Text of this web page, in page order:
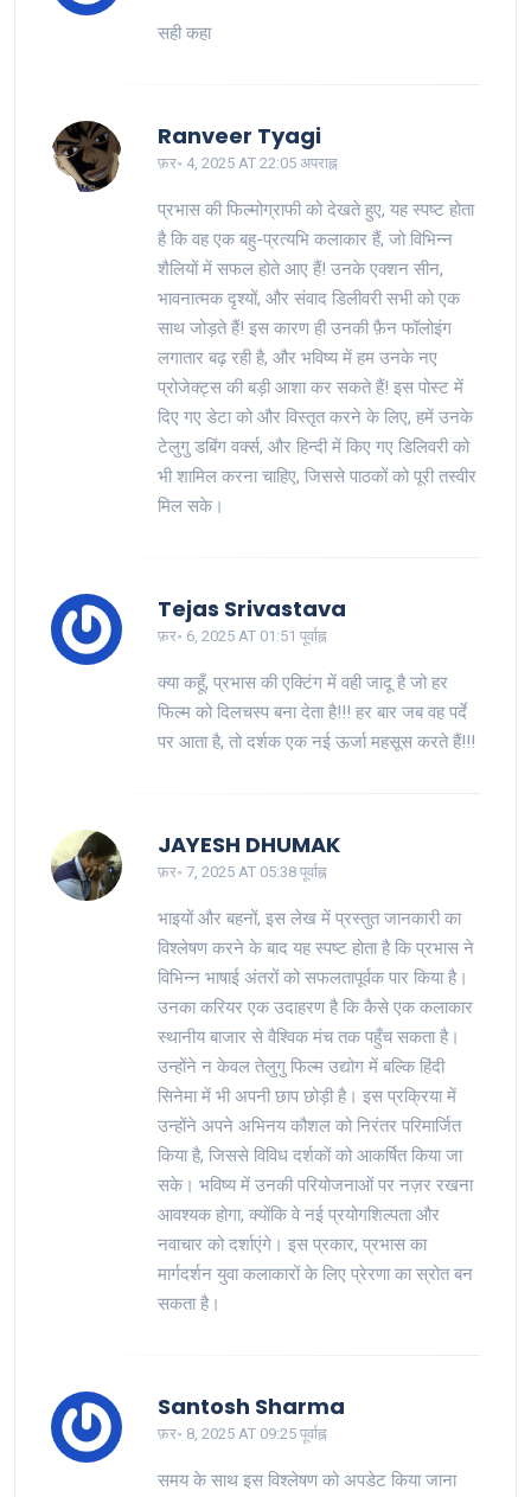
सही कहा
Ranveer Tyagi
फ़र॰ 4, 2025 AT 22:05 अपराह्न
प्रभास की फिल्मोग्राफी को देखते हुए, यह स्पष्ट होता
है कि वह एक बहु-प्रत्यभि कलाकार हैं, जो विभिन्न
शैलियों में सफल होते आए हैं! उनके एक्शन सीन,
भावनात्मक दृश्यों, और संवाद डिलीवरी सभी को एक
साथ जोड़ते हैं! इस कारण ही उनकी फ़ैन फॉलोइंग
लगातार बढ़ रही है, और भविष्य में हम उनके नए
प्रोजेक्ट्स की बड़ी आशा कर सकते हैं! इस पोस्ट में
दिए गए डेटा को और विस्तृत करने के लिए, हमें उनके
टेलुगु डबिंग वर्क्स, और हिन्दी में किए गए डिलिवरी को
भी शामिल करना चाहिए, जिससे पाठकों को पूरी तस्वीर
मिल सके।
Tejas Srivastava
फ़र॰ 6, 2025 AT 01:51 पूर्वाह्न
क्या कहूँ, प्रभास की एक्टिंग में वही जादू है जो हर
फिल्म को दिलचस्प बना देता है!!! हर बार जब वह पर्दे
पर आता है, तो दर्शक एक नई ऊर्जा महसूस करते हैं!!!
JAYESH DHUMAK
फ़र॰ 7, 2025 AT 05:38 पूर्वाह्न
भाइयों और बहनों, इस लेख में प्रस्तुत जानकारी का
विश्लेषण करने के बाद यह स्पष्ट होता है कि प्रभास ने
विभिन्न भाषाई अंतरों को सफलतापूर्वक पार किया है।
उनका करियर एक उदाहरण है कि कैसे एक कलाकार
स्थानीय बाजार से वैश्विक मंच तक पहुँच सकता है।
उन्होंने न केवल तेलुगु फिल्म उद्योग में बल्कि हिंदी
सिनेमा में भी अपनी छाप छोड़ी है। इस प्रक्रिया में
उन्होंने अपने अभिनय कौशल को निरंतर परिमार्जित
किया है, जिससे विविध दर्शकों को आकर्षित किया जा
सके। भविष्य में उनकी परियोजनाओं पर नज़र रखना
आवश्यक होगा, क्योंकि वे नई प्रयोगशिल्पता और
नवाचार को दर्शाएंगे। इस प्रकार, प्रभास का
मार्गदर्शन युवा कलाकारों के लिए प्रेरणा का स्रोत बन
सकता है।
Santosh Sharma
फ़र॰ 8, 2025 AT 09:25 पूर्वाह्न
समय के साथ इस विश्लेषण को अपडेट किया जाना